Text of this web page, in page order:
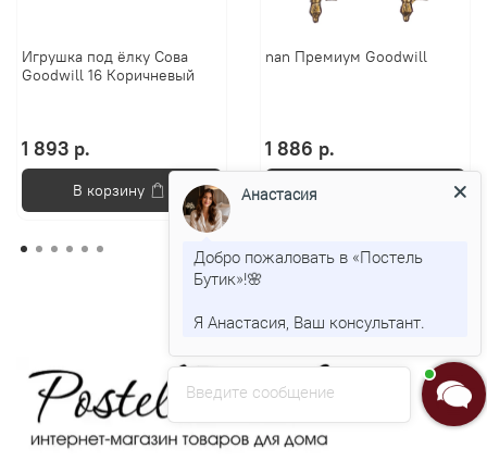
Игрушка под ёлку Сова
Goodwill 16 Коричневый
1 893 р.
В корзину
nan Премиум Goodwill
1 886 р.
Введите сообщение
Анастасия
Добро пожаловать в «Постель
Бутик»!🌸
Я Анастасия, Ваш консультант.